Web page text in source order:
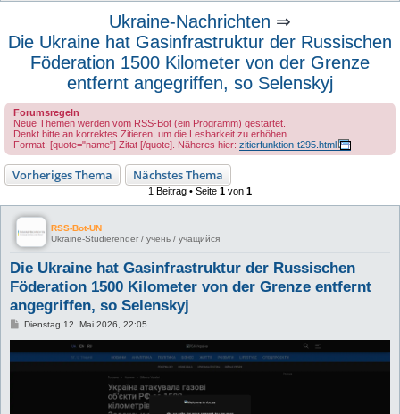
Ukraine-Nachrichten ⇒
Die Ukraine hat Gasinfrastruktur der Russischen
Föderation 1500 Kilometer von der Grenze
entfernt angegriffen, so Selenskyj
Forumsregeln
Neue Themen werden vom RSS-Bot (ein Programm) gestartet.
Denkt bitte an korrektes Zitieren, um die Lesbarkeit zu erhöhen.
Format: [quote="name"] Zitat [/quote]. Näheres hier: zitierfunktion-t295.html
Vorheriges Thema Nächstes Thema
1 Beitrag • Seite 1 von 1
RSS-Bot-UN
Ukraine-Studierender / учень / учащийся
Die Ukraine hat Gasinfrastruktur der Russischen
Föderation 1500 Kilometer von der Grenze entfernt
angegriffen, so Selenskyj
B
t
Dienstag 12. Mai 2026, 22:05